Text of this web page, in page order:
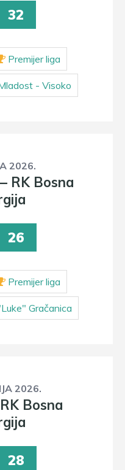
32
Premijer liga
- Visoko
2026.
RK Bosna
26
Premijer liga
Gračanica
2026.
Bosna
28